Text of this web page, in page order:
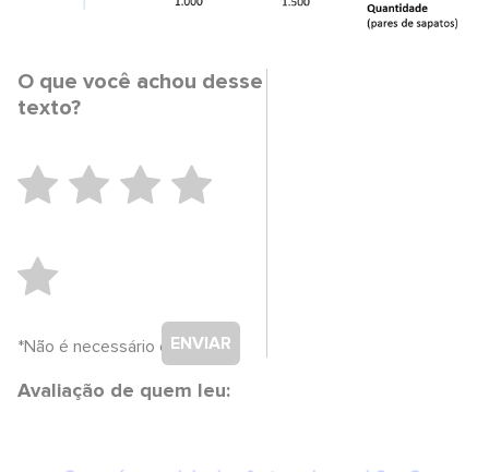
O que você achou desse
texto?
ENVIAR
*Não é necessário cadastro.
Avaliação de quem leu: